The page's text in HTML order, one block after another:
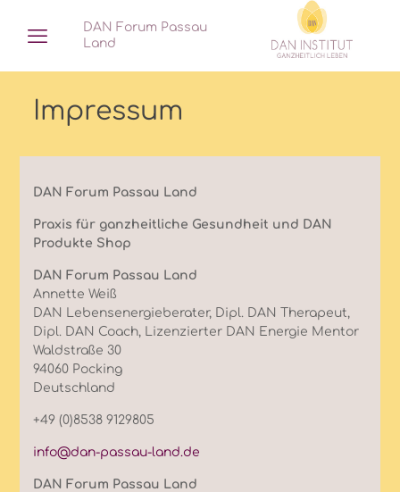
DAN Forum Passau
Land
Impressum
DAN Forum Passau Land
Praxis für ganzheitliche Gesundheit und DAN
Produkte Shop
DAN Forum Passau Land
Annette Weiß
DAN Lebensenergieberater, Dipl. DAN Therapeut,
Dipl. DAN Coach, Lizenzierter DAN Energie Mentor
Waldstraße 30
94060 Pocking
Deutschland
+49 (0)8538 9129805
info@dan-passau-land.de
DAN Forum Passau Land